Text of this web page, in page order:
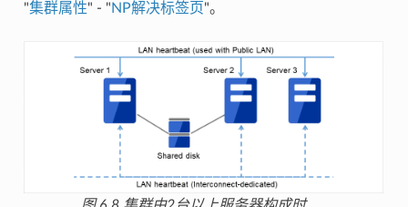
"集群属性" - "NP解决标签页"。